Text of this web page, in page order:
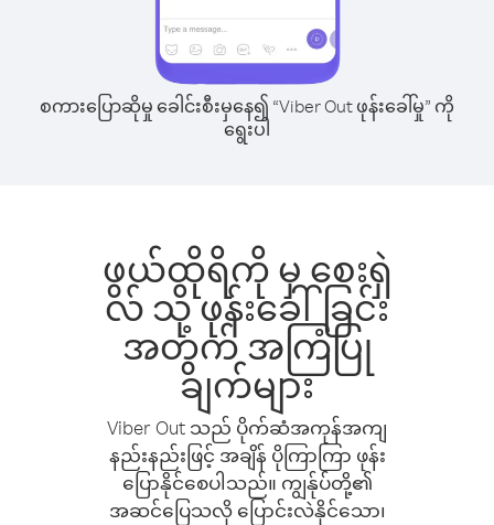
စကားပြောဆိုမှု ခေါင်းစီးမှနေ၍ “Viber Out ဖုန်းခေါ်မှု” ကို
ရွေးပါ
ဖွယ်ထိုရိကို မှ စေးရှဲ
လ် သို့ ဖုန်းခေါ်ခြင်း
အတွက် အကြံပြု
ချက်များ
Viber Out သည် ပိုက်ဆံအကုန်အကျ
နည်းနည်းဖြင့် အချိန် ပိုကြာကြာ ဖုန်း
ပြောနိုင်စေပါသည်။ ကျွန်ုပ်တို့၏
အဆင်ပြေသလို ပြောင်းလဲနိုင်သော၊